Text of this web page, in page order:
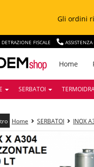
Gli ordini
DETRAZIONE FISCALE
Home
SERBATOI
Home SERBATOI INOX